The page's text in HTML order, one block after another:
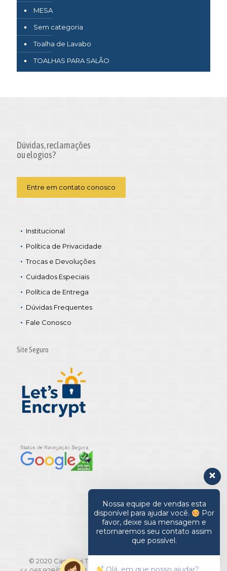
MESA
Sem categoria
Toalha de Lavabo
TOALHAS PARA SALÃO
Dúvidas, reclamações
ou elogios?
Entre em contato conosco
Institucional
Política de Privacidade
Trocas e Devoluções
Cuidados Especiais
Política de Entrega
Dúvidas Frequentes
Fale Conosco
Site Seguro
© 2020 Casa das Toalhas. All Rights Reserved | CNPJ:
Nossa equipe de vendas esta
disponível para ajudar você.
Por
favor, deixe sua mensagem e
retornaremos seu contato assim
que possível.